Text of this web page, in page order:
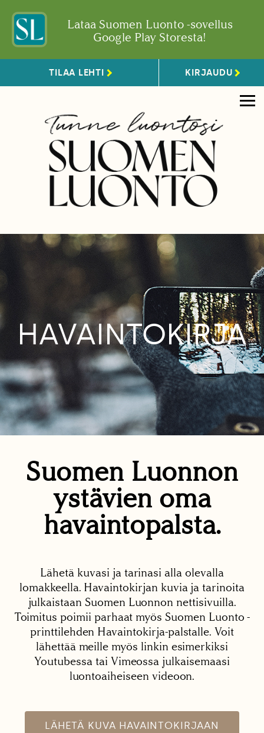
Lataa Suomen Luonto -sovellus
Google Play Storesta!
TILAA LEHTI KIRJAUDU
HAVAINTOKIRJA
Suomen Luonnon
ystävien oma
havaintopalsta.
Lähetä kuvasi ja tarinasi alla olevalla
lomakkeella. Havaintokirjan kuvia ja tarinoita
julkaistaan Suomen Luonnon nettisivuilla.
Toimitus poimii parhaat myös Suomen Luonto -
printtilehden Havaintokirja-palstalle. Voit
lähettää meille myös linkin esimerkiksi
Youtubessa tai Vimeossa julkaisemaasi
luontoaiheiseen videoon.
LÄHETÄ KUVA HAVAINTOKIRJAAN